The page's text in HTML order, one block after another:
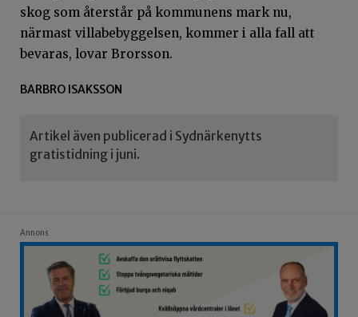
skog som återstår på kommunens mark nu,
närmast villabebyggelsen, kommer i alla fall att
bevaras, lovar Brorsson.
BARBRO ISAKSSON
Artikel även publicerad i Sydnärkenytts
gratistidning i juni.
Annons